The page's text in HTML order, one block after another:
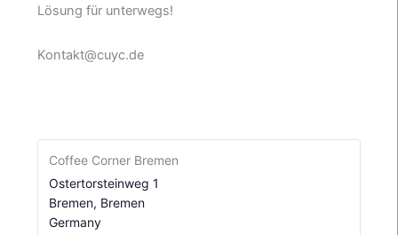
Lösung für unterwegs!
Kontakt@cuyc.de
Coffee Corner Bremen
Ostertorsteinweg 1
Bremen, Bremen
Germany